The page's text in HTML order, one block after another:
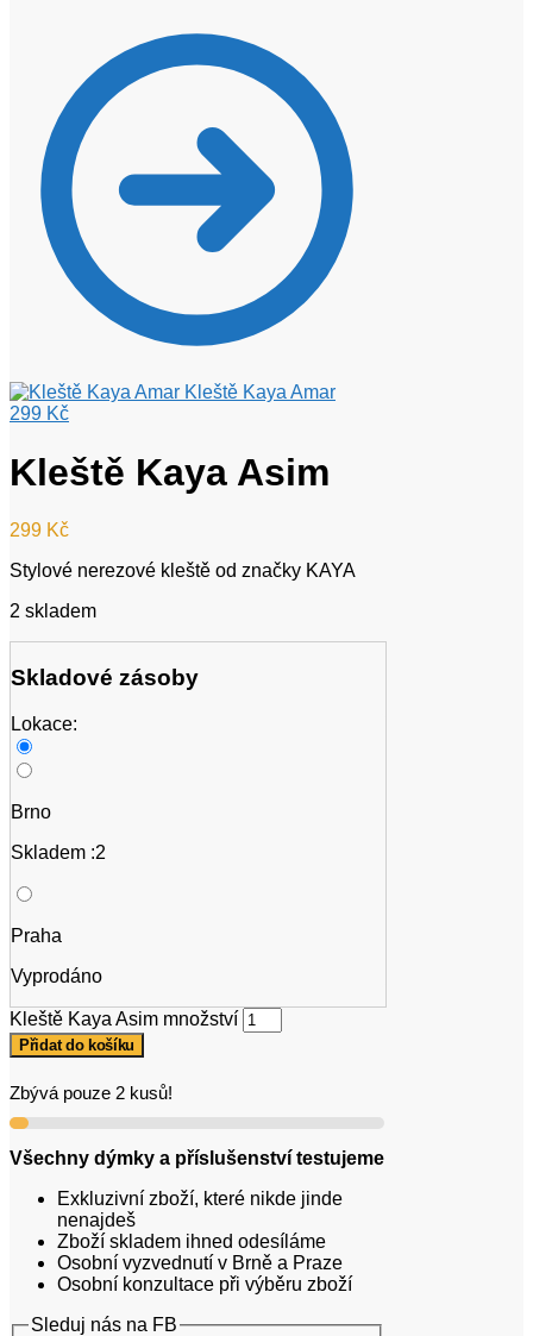
Kleště Kaya Amar
299 Kč
Kleště Kaya Asim
299 Kč
Stylové nerezové kleště od značky KAYA
2 skladem
Skladové zásoby
Lokace:
Brno
Skladem :2
Praha
Vyprodáno
Kleště Kaya Asim množství
Přidat do košíku
Zbývá pouze 2 kusů!
Všechny dýmky a příslušenství testujeme
Exkluzivní zboží, které nikde jinde
nenajdeš
Zboží skladem ihned odesíláme
Osobní vyzvednutí v Brně a Praze
Osobní konzultace při výběru zboží
Sleduj nás na FB